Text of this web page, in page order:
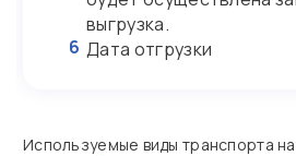
выгрузка.
6 Дата отгрузки
Используемые виды транспорта